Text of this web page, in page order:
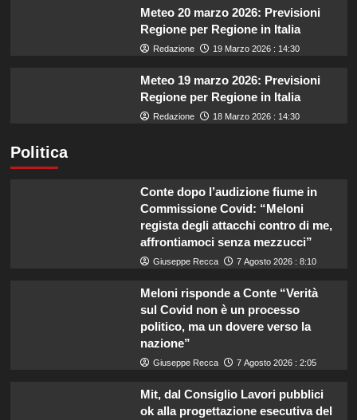
Meteo 20 marzo 2026: Previsioni
Regione per Regione in Italia
Redazione 19 Marzo 2026 : 14:30
Meteo 19 marzo 2026: Previsioni
Regione per Regione in Italia
Redazione 18 Marzo 2026 : 14:30
Politica
Conte dopo l’audizione fiume in
Commissione Covid: “Meloni
regista degli attacchi contro di me,
affrontiamoci senza mezzucci”
Giuseppe Recca 7 Agosto 2026 : 8:10
Meloni risponde a Conte “Verità
sul Covid non è un processo
politico, ma un dovere verso la
nazione”
Giuseppe Recca 7 Agosto 2026 : 2:05
Mit, dal Consiglio Lavori pubblici
ok alla progettazione esecutiva del